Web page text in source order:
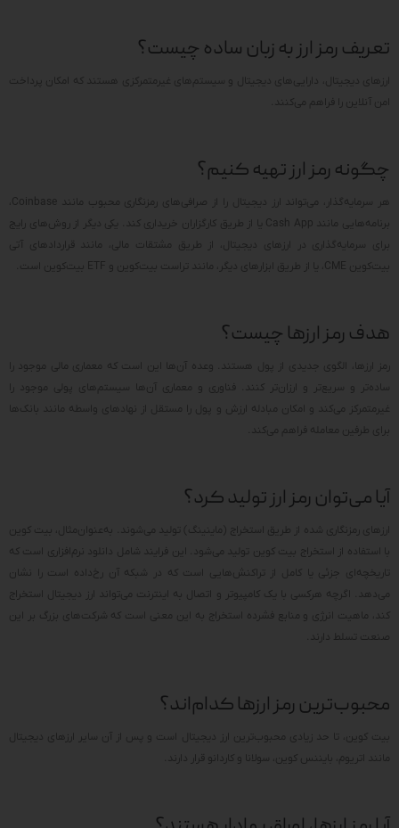
تعریف رمز ارز به زبان ساده چیست؟
ارزهای دیجیتال، دارایی‌های دیجیتال و سیستم‌های غیرمتمرکزی هستند که امکان پرداخت
امن آنلاین را فراهم می‌کنند.
چگونه رمز ارز تهیه کنیم؟
برنامه‌هایی مانند Cash App یا از طریق کارگزاران خریداری کند. یکی دیگر از روش‌های رایج
برای سرمایه‌گذاری در ارزهای دیجیتال، از طریق مشتقات مالی، مانند قراردادهای آتی
بیت‌کوین CME، یا از طریق ابزارهای دیگر، مانند تراست بیت‌کوین و ETF بیت‌کوین است.
هدف رمز ارزها چیست؟
رمز ارزها، الگوی جدیدی از پول هستند. وعده آن‌ها این است که معماری مالی موجود را
ساده‌تر و سریع‌تر و ارزان‌تر کنند. فناوری و معماری آن‌ها سیستم‌های پولی موجود را
غیرمتمرکز می‌کند و امکان مبادله ارزش و پول را مستقل از نهادهای واسطه مانند بانک‌ها
برای طرفین معامله فراهم می‌کند.
آیا می‌توان رمز ارز تولید کرد؟
ارزهای رمزنگاری شده از طریق استخراج (ماینینگ) تولید می‌شوند. به‌عنوان‌مثال، بیت کوین
با استفاده از استخراج بیت کوین تولید می‌شود. این فرایند شامل دانلود نرم‌افزاری است که
تاریخچه‌ای جزئی یا کامل از تراکنش‌هایی است که در شبکه آن رخ‌داده است را نشان
می‌دهد. اگرچه هرکسی با یک کامپیوتر و اتصال به اینترنت می‌تواند ارز دیجیتال استخراج
کند، ماهیت انرژی و منابع فشرده استخراج به این معنی است که شرکت‌های بزرگ بر این
صنعت تسلط دارند.
محبوب‌ترین رمز ارزها کدام‌اند؟
بیت کوین، تا حد زیادی محبوب‌ترین ارز دیجیتال است و پس از آن سایر ارزهای دیجیتال
مانند اتریوم، بایننس کوین، سولانا و کاردانو قرار دارند.